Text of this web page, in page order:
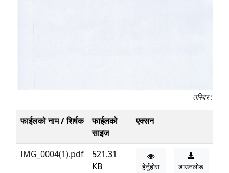
तस्बिर :
फाईलको नाम / शिर्षक
फाईलको
साइज
एक्सन
IMG_0004(1).pdf
521.31
KB
हेर्नुहोस डाउनलोड